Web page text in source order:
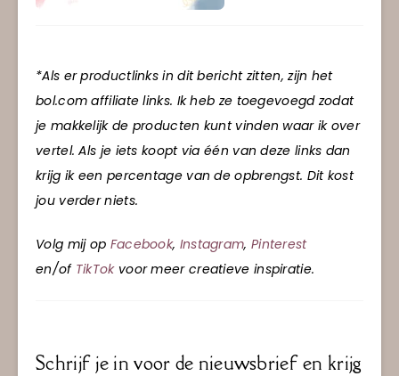
*Als er productlinks in dit bericht zitten, zijn het
bol.com affiliate links. Ik heb ze toegevoegd zodat
je makkelijk de producten kunt vinden waar ik over
vertel. Als je iets koopt via één van deze links dan
krijg ik een percentage van de opbrengst. Dit kost
jou verder niets.
Volg mij op Facebook, Instagram, Pinterest
en/of TikTokvoor meer creatieve inspiratie.
Schrijf je in voor de nieuwsbrief en krijg